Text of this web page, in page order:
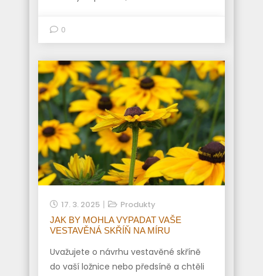
0
17. 3. 2025 Produkty
JAK BY MOHLA VYPADAT VAŠE
VESTAVĚNÁ SKŘÍŇ NA MÍRU
Uvažujete o návrhu vestavěné skříně
do vaší ložnice nebo předsíně a chtěli